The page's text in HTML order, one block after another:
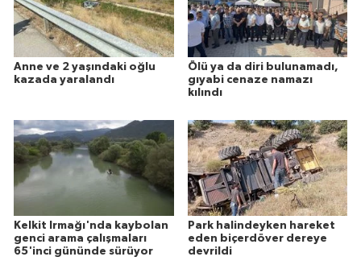
Anne ve 2 yaşındaki oğlu
kazada yaralandı
Ölü ya da diri bulunamadı,
gıyabi cenaze namazı
kılındı
Kelkit Irmağı'nda kaybolan
genci arama çalışmaları
65'inci gününde sürüyor
Park halindeyken hareket
eden biçerdöver dereye
devrildi